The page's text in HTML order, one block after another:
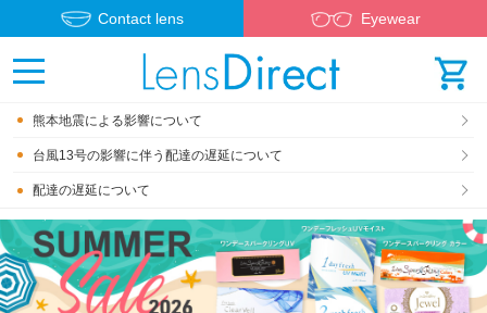
Contact lens Eyewear
熊本地震による影響について
台風13号の影響に伴う配達の遅延について
配達の遅延について